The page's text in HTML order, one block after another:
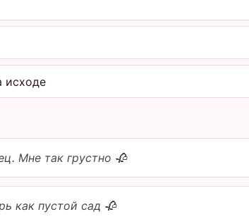
исходе
Мне так грустно 🥀
как пустой сад 🥀